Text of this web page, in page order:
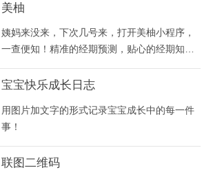
美柚
姨妈来没来，下次几号来，打开美柚小程序，
一查便知！精准的经期预测，贴心的经期知
识， 一款最懂女生的经期管理工具，让你遇见
更美的自己。
宝宝快乐成长日志
用图片加文字的形式记录宝宝成长中的每一件
事！
联图二维码